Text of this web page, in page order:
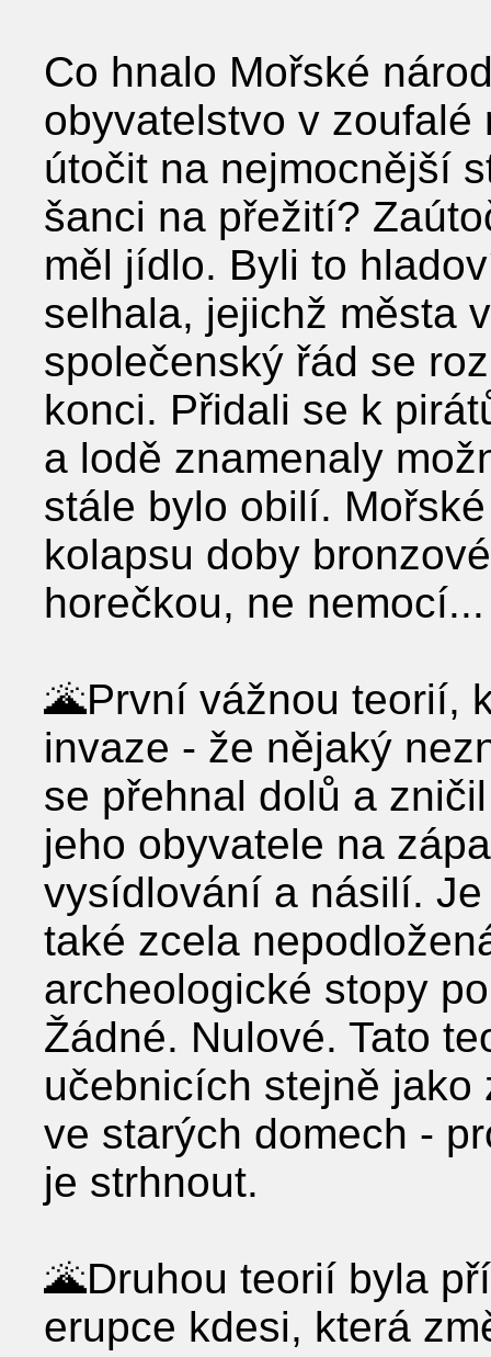
Co hnalo Mořské
obyvatelstvo v
útočit na nejmocnější
šanci na přežití?
měl jídlo. Byli to
selhala, jejichž města
společenský řád se
konci. Přidali se k
a lodě znamenaly
stále bylo obilí.
kolapsu doby
horečkou, ne nemocí...
🌋První vážnou teorií,
invaze - že nějaký
se přehnal dolů a
jeho obyvatele na
vysídlování a násilí.
také zcela
archeologické stopy
Žádné. Nulové. Tato
učebnicích stejně
ve starých domech -
je strhnout.
🌋Druhou teorií byla
erupce kdesi, která